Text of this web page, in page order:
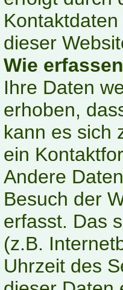
dieser
Wie
Ihre Daten
erhoben,
kann es sich
ein
Andere
Besuch der
erfasst. Das
(z.B.
Uhrzeit des